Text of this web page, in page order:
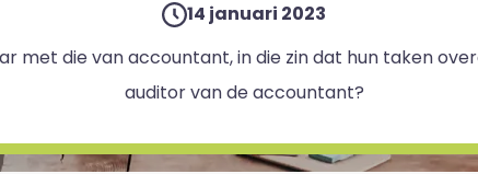
14 januari 2023
met die van accountant, in die zin dat hun taken
auditor van de accountant?